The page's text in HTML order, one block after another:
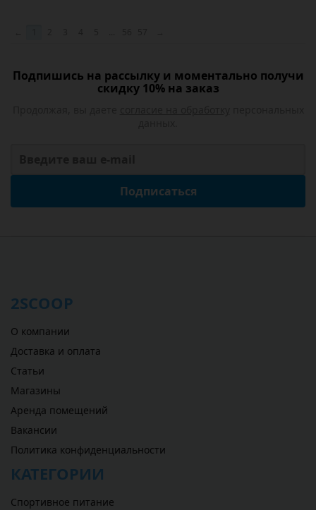
Подпишись на рассылку и моментально получи
скидку 10% на заказ
Подписаться
2SCOOP
О компании
Доставка и оплата
Статьи
Магазины
Аренда помещений
Вакансии
Политика конфиденциальности
КАТЕГОРИИ
Спортивное питание